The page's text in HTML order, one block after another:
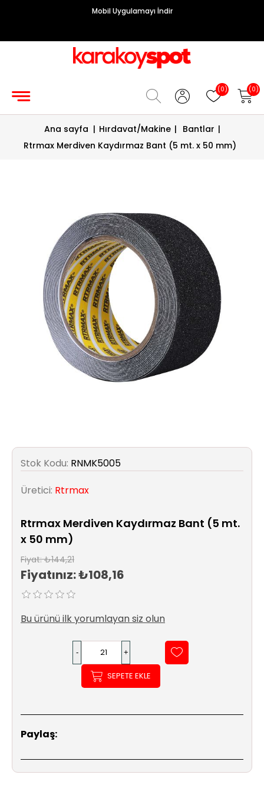
Mobil Uygulamayı İndir
(0) (0)
Grup
Sigorta/
Vantilatörler
Aydınlatma
Anahtar/Grup
Tesisat
Araç Şarj
Sıhhi
Tesisat
Sistemleri
Ürün
Fiyatları
Ana sayfa | Hırdavat/Makine | Bantlar |
Rtrmax Merdiven Kaydırmaz Bant (5 mt. x 50 mm)
Stok Kodu: RNMK5005
Üretici: Rtrmax
Rtrmax Merdiven Kaydırmaz Bant (5 mt.
x 50 mm)
Fiyat: ₺144,21
Fiyatınız:₺108,16
Bu ürünü ilk yorumlayan siz olun
SEPETE EKLE
Paylaş: